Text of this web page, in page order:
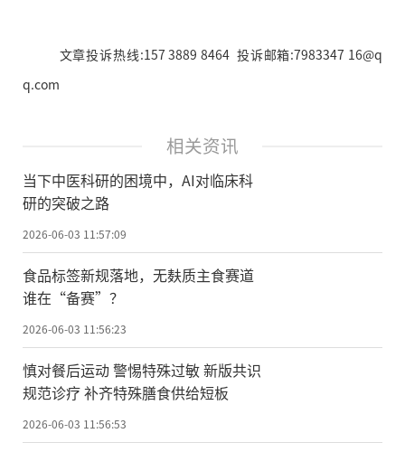
文章投诉热线:157 3889 8464 投诉邮箱:7983347 16@q
q.com
相关资讯
当下中医科研的困境中，AI对临床科
研的突破之路
2026-06-03 11:57:09
食品标签新规落地，无麸质主食赛道
谁在“备赛”？
2026-06-03 11:56:23
慎对餐后运动 警惕特殊过敏 新版共识
规范诊疗 补齐特殊膳食供给短板
2026-06-03 11:56:53